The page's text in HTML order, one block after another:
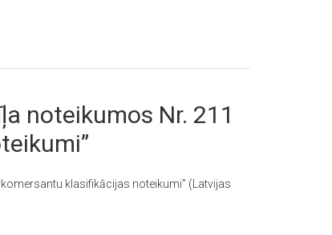
noteikumos Nr. 211
klasifikācijas noteikumi" (Latvijas